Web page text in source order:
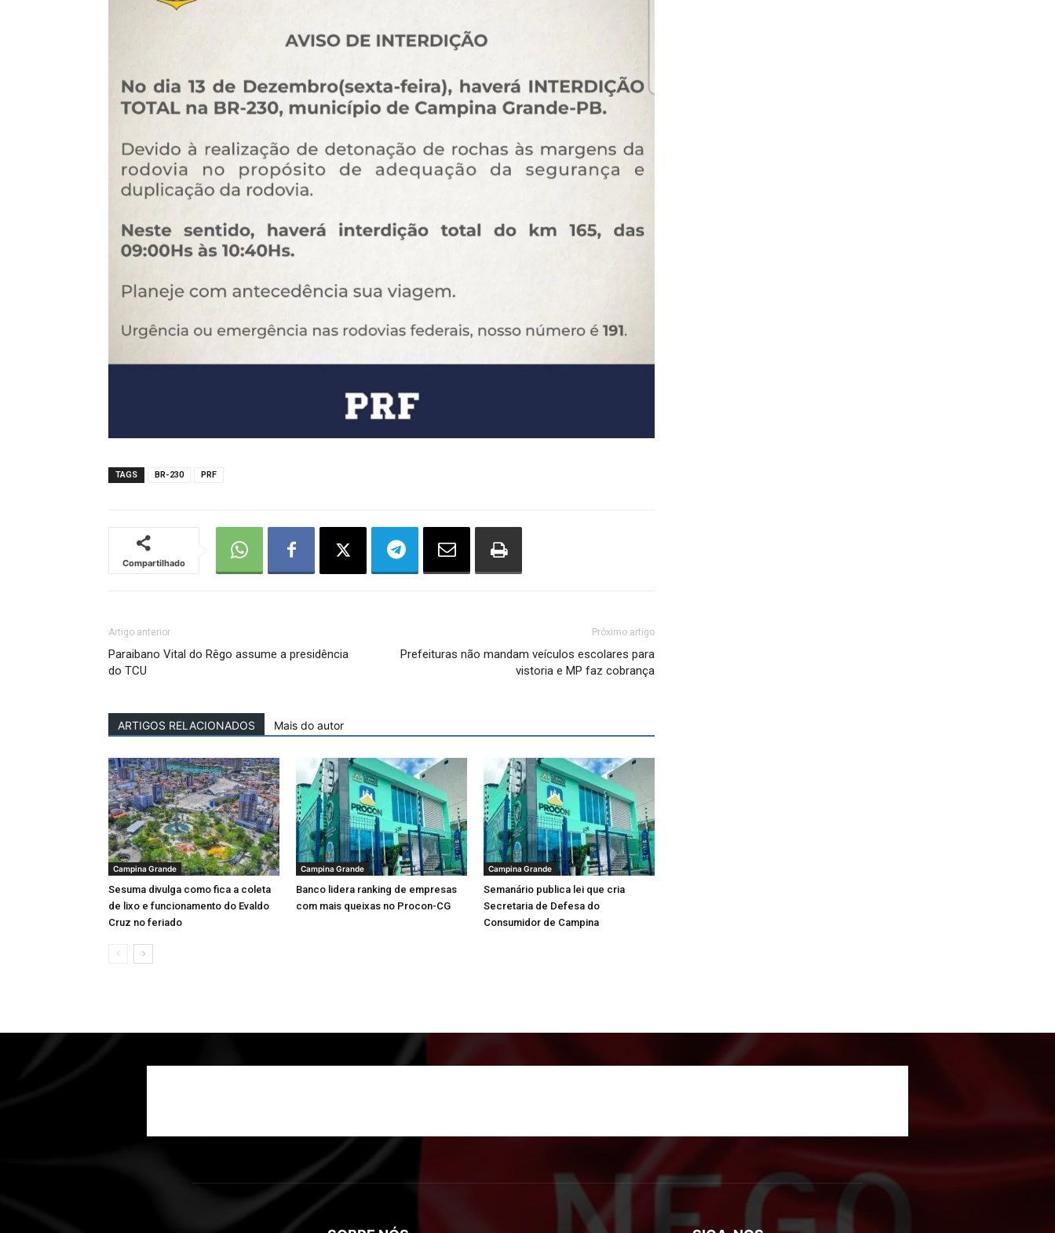
TAGS BR-230 PRF
Compartilhado
Artigo anterior
Paraibano Vital do Rêgo assume a presidência
do TCU
Próximo artigo
Prefeituras não mandam veículos escolares para
vistoria e MP faz cobrança
ARTIGOS RELACIONADOS Mais do autor
Campina Grande
Sesuma divulga como fica a coleta
de lixo e funcionamento do Evaldo
Cruz no feriado
Campina Grande
Banco lidera ranking de empresas
com mais queixas no Procon-CG
Campina Grande
Semanário publica lei que cria
Secretaria de Defesa do
Consumidor de Campina